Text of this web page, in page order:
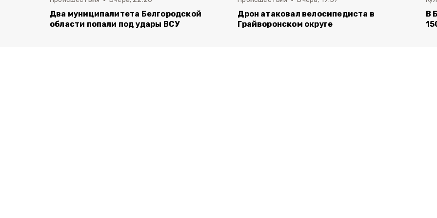
Два муниципалитета Белгородской
области попали под удары ВСУ
Дрон атаковал велосипедиста в
Грайворонском округе
В